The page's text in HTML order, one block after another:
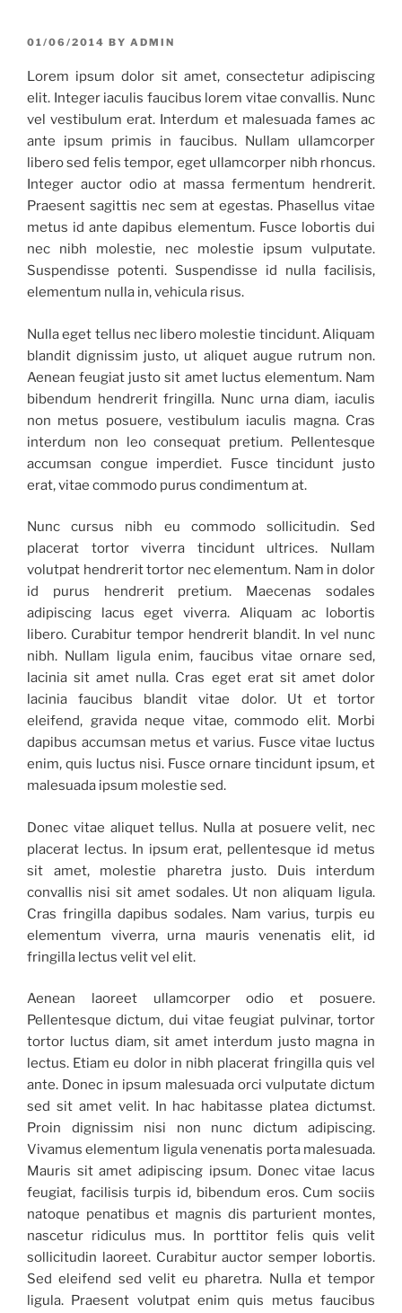
POSTED
01/06/2014 BY ADMIN
Lorem ipsum dolor sit amet, consectetur adipiscing
elit. Integer iaculis faucibus lorem vitae convallis. Nunc
vel vestibulum erat. Interdum et malesuada fames ac
ante ipsum primis in faucibus. Nullam ullamcorper
libero sed felis tempor, eget ullamcorper nibh rhoncus.
Integer auctor odio at massa fermentum hendrerit.
Praesent sagittis nec sem at egestas. Phasellus vitae
metus id ante dapibus elementum. Fusce lobortis dui
nec nibh molestie, nec molestie ipsum vulputate.
Suspendisse potenti. Suspendisse id nulla facilisis,
elementum nulla in, vehicula risus.
Nulla eget tellus nec libero molestie tincidunt. Aliquam
blandit dignissim justo, ut aliquet augue rutrum non.
Aenean feugiat justo sit amet luctus elementum. Nam
bibendum hendrerit fringilla. Nunc urna diam, iaculis
non metus posuere, vestibulum iaculis magna. Cras
interdum non leo consequat pretium. Pellentesque
accumsan congue imperdiet. Fusce tincidunt justo
erat, vitae commodo purus condimentum at.
Nunc cursus nibh eu commodo sollicitudin. Sed
placerat tortor viverra tincidunt ultrices. Nullam
volutpat hendrerit tortor nec elementum. Nam in dolor
id purus hendrerit pretium. Maecenas sodales
adipiscing lacus eget viverra. Aliquam ac lobortis
libero. Curabitur tempor hendrerit blandit. In vel nunc
nibh. Nullam ligula enim, faucibus vitae ornare sed,
lacinia sit amet nulla. Cras eget erat sit amet dolor
lacinia faucibus blandit vitae dolor. Ut et tortor
eleifend, gravida neque vitae, commodo elit. Morbi
dapibus accumsan metus et varius. Fusce vitae luctus
enim, quis luctus nisi. Fusce ornare tincidunt ipsum, et
malesuada ipsum molestie sed.
Donec vitae aliquet tellus. Nulla at posuere velit, nec
placerat lectus. In ipsum erat, pellentesque id metus
sit amet, molestie pharetra justo. Duis interdum
convallis nisi sit amet sodales. Ut non aliquam ligula.
Cras fringilla dapibus sodales. Nam varius, turpis eu
elementum viverra, urna mauris venenatis elit, id
fringilla lectus velit vel elit.
Aenean laoreet ullamcorper odio et posuere.
Pellentesque dictum, dui vitae feugiat pulvinar, tortor
tortor luctus diam, sit amet interdum justo magna in
lectus. Etiam eu dolor in nibh placerat fringilla quis vel
ante. Donec in ipsum malesuada orci vulputate dictum
sed sit amet velit. In hac habitasse platea dictumst.
Proin dignissim nisi non nunc dictum adipiscing.
Vivamus elementum ligula venenatis porta malesuada.
Mauris sit amet adipiscing ipsum. Donec vitae lacus
feugiat, facilisis turpis id, bibendum eros. Cum sociis
natoque penatibus et magnis dis parturient montes,
nascetur ridiculus mus. In porttitor felis quis velit
sollicitudin laoreet. Curabitur auctor semper lobortis.
Sed eleifend sed velit eu pharetra. Nulla et tempor
ligula. Praesent volutpat enim quis metus faucibus